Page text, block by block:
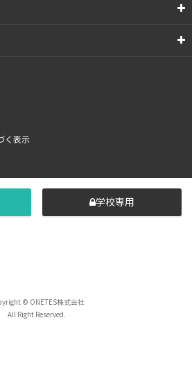
く表示
学校専用
© ONETES株式会社
All Right Reserved.